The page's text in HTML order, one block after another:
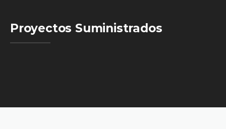
Proyectos Suministrados